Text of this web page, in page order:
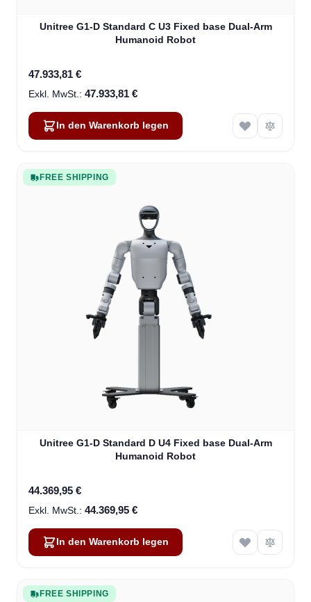
Unitree G1-D Standard C U3 Fixed base Dual-Arm
Humanoid Robot
47.933,81 €
47.933,81 €
In den Warenkorb legen
FREE SHIPPING
Unitree G1-D Standard D U4 Fixed base Dual-Arm
Humanoid Robot
44.369,95 €
44.369,95 €
In den Warenkorb legen
FREE SHIPPING